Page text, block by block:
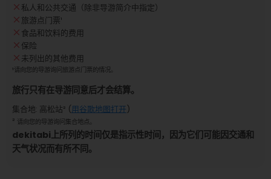
私人和公共交通（除非导游简介中指定）
旅游点门票¹
食品和饮料的费用
保险
未列出的其他费用
¹请向您的导游询问旅游点门票的情况。
旅行只有在导游同意后才会结算。
集合地: 高松站² (用谷歌地图打开)
² 请向您的导游询问集合地点。
dekitabi上所列的时间仅是指示性时间，因为它们可能因交通和
天气状况而有所不同。